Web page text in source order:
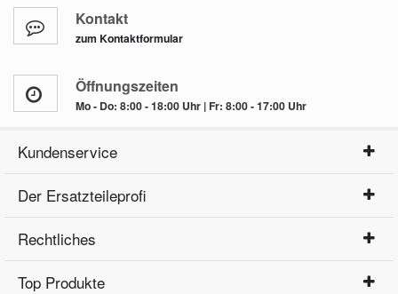
Kontakt
zum Kontaktformular
Öffnungszeiten
Mo - Do: 8:00 - 18:00 Uhr | Fr: 8:00 - 17:00 Uhr
Kundenservice
Der Ersatzteileprofi
Rechtliches
Top Produkte